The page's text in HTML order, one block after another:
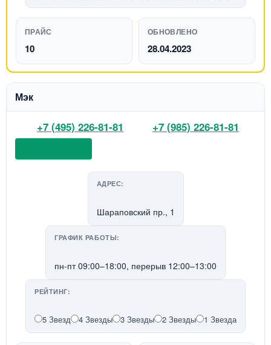
ПРАЙС
10
ОБНОВЛЕНО
28.04.2023
Мэк
+7 (495) 226-81-81 +7 (985) 226-81-81
АДРЕС:
Шараповский пр., 1
ГРАФИК РАБОТЫ:
пн-пт 09:00–18:00, перерыв 12:00–13:00
РЕЙТИНГ:
5 Звезд 4 Звезды 3 Звезды 2 Звезды 1 Звезда